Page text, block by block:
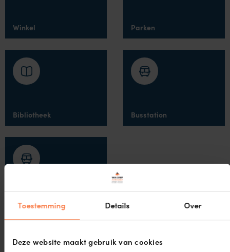
Toestemming Details Over
Deze website maakt gebruik van cookies
Winkel Parken
Bibliotheek Busstation
Treinstation